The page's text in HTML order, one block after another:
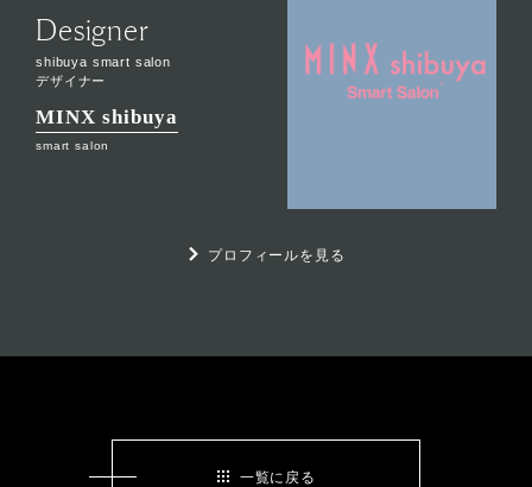
Designer
shibuya smart salon
デザイナー
MINX shibuya
smart salon
プロフィールを見る
一覧に戻る